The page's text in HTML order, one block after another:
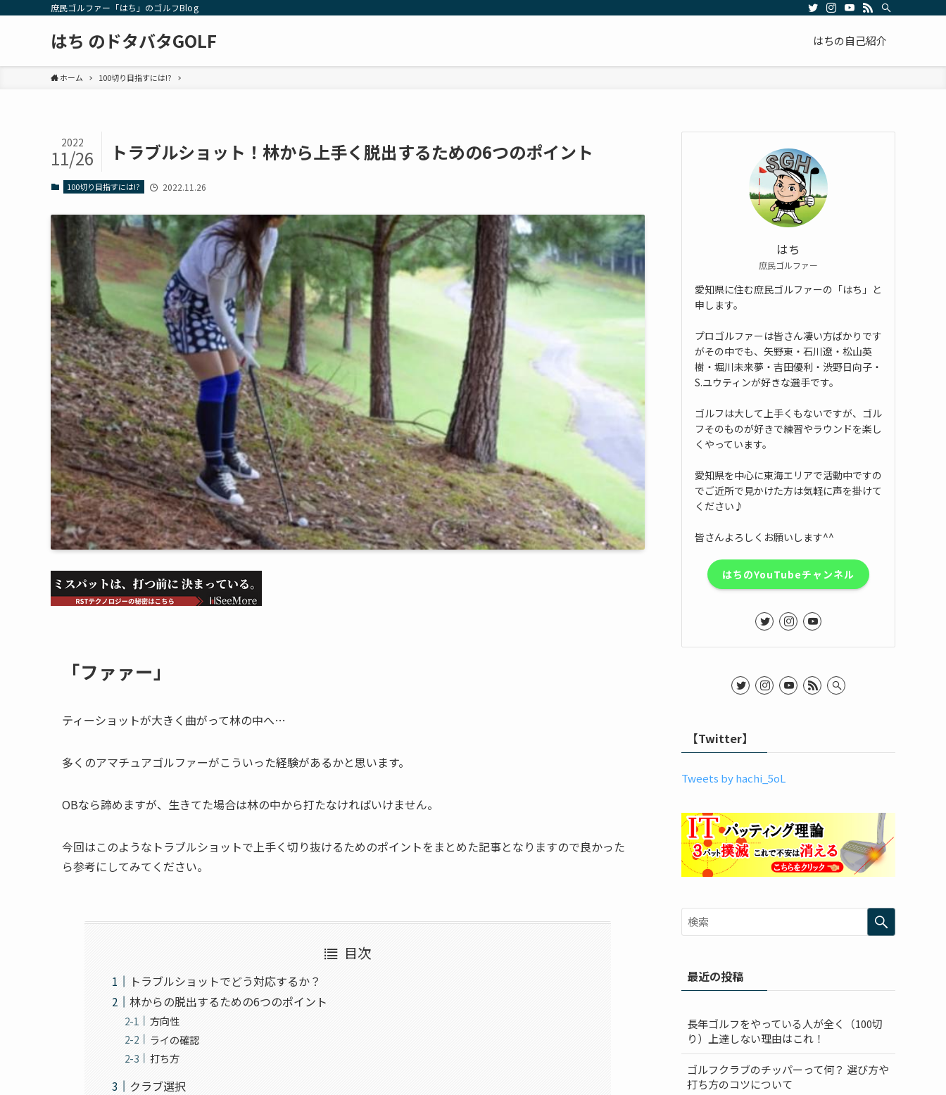
庶民ゴルファー「はち」のゴルフBlog
はち のドタバタGOLF はちの自己紹介
ホーム 100切り目指すには!?
トラブルショット！林から上手く脱出するための6つのポイント
2022
11/26
100切り目指すには!? 2022.11.26
「ファァー」
ティーショットが大きく曲がって林の中へ…
多くのアマチュアゴルファーがこういった経験があるかと思います。
OBなら諦めますが、生きてた場合は林の中から打たなければいけません。
今回はこのようなトラブルショットで上手く切り抜けるためのポイントをまとめた記事となりますので良かった
ら参考にしてみてください。
目次
トラブルショットでどう対応するか？
林からの脱出するための6つのポイント
方向性
ライの確認
打ち方
クラブ選択
はち
庶民ゴルファー
愛知県に住む庶民ゴルファーの「はち」と
申します。
プロゴルファーは皆さん凄い方ばかりです
がその中でも、矢野東・石川遼・松山英
樹・堀川未来夢・吉田優利・渋野日向子・
S.ユウティンが好きな選手です。
ゴルフは大して上手くもないですが、ゴル
フそのものが好きで練習やラウンドを楽し
くやっています。
愛知県を中心に東海エリアで活動中ですの
でご近所で見かけた方は気軽に声を掛けて
ください♪
皆さんよろしくお願いします^^
はちのYouTubeチャンネル
【Twitter】
Tweets by hachi_5oL
最近の投稿
長年ゴルフをやっている人が全く（100切
り）上達しない理由はこれ！
ゴルフクラブのチッパーって何？ 選び方や
打ち方のコツについて